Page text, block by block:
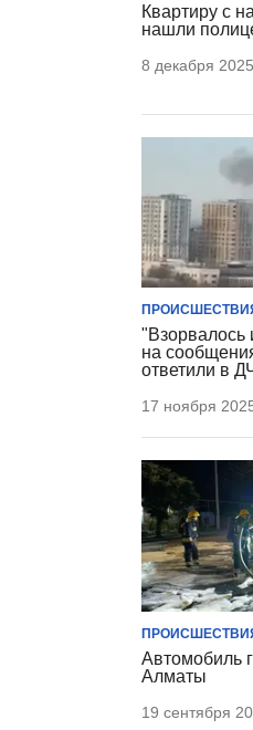
Квартиру с
нашли
8 декабря
"Взорвалось
на
ответили в
17 ноября
Автомобиль
Алматы
19 сентября